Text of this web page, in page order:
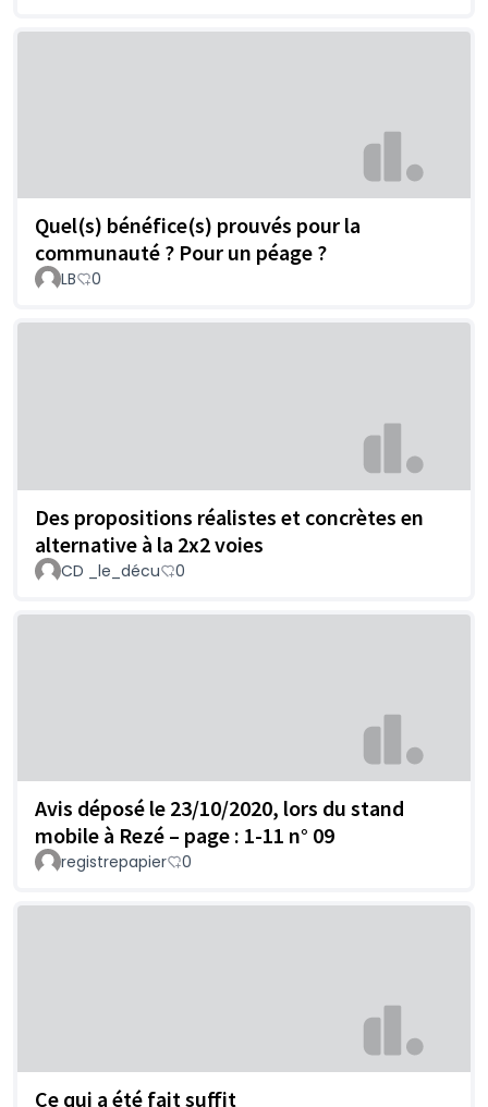
Quel(s) bénéfice(s) prouvés pour la
communauté ? Pour un péage ?
LB 0
Des propositions réalistes et concrètes en
alternative à la 2x2 voies
CD _le_décu 0
Avis déposé le 23/10/2020, lors du stand
mobile à Rezé – page : 1-11 n° 09
registrepapier 0
Ce qui a été fait suffit